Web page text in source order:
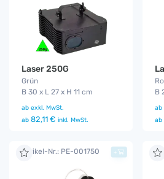
Laser 250G
Grün
B 30 x L 27 x H 11 cm
ab exkl. MwSt.
ab 82,11 € inkl. MwSt.
B
ab
ab
Artikel-Nr.: PE-001750 +